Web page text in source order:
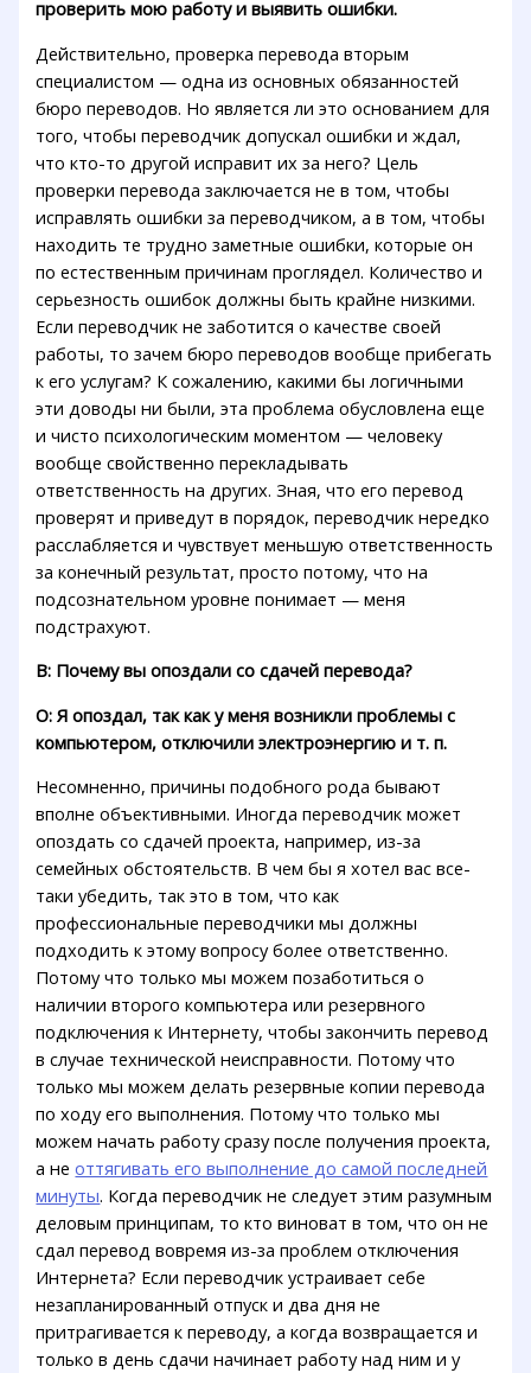
проверить мою работу и выявить ошибки.
Действительно, проверка перевода вторым
специалистом — одна из основных обязанностей
бюро переводов. Но является ли это основанием для
того, чтобы переводчик допускал ошибки и ждал,
что кто-то другой исправит их за него? Цель
проверки перевода заключается не в том, чтобы
исправлять ошибки за переводчиком, а в том, чтобы
находить те трудно заметные ошибки, которые он
по естественным причинам проглядел. Количество и
серьезность ошибок должны быть крайне низкими.
Если переводчик не заботится о качестве своей
работы, то зачем бюро переводов вообще прибегать
к его услугам? К сожалению, какими бы логичными
эти доводы ни были, эта проблема обусловлена еще
и чисто психологическим моментом — человеку
вообще свойственно перекладывать
ответственность на других. Зная, что его перевод
проверят и приведут в порядок, переводчик нередко
расслабляется и чувствует меньшую ответственность
за конечный результат, просто потому, что на
подсознательном уровне понимает — меня
подстрахуют.
В: Почему вы опоздали со сдачей перевода?
О: Я опоздал, так как у меня возникли проблемы с
компьютером, отключили электроэнергию и т. п.
Несомненно, причины подобного рода бывают
вполне объективными. Иногда переводчик может
опоздать со сдачей проекта, например, из-за
семейных обстоятельств. В чем бы я хотел вас все-
таки убедить, так это в том, что как
профессиональные переводчики мы должны
подходить к этому вопросу более ответственно.
Потому что только мы можем позаботиться о
наличии второго компьютера или резервного
подключения к Интернету, чтобы закончить перевод
в случае технической неисправности. Потому что
только мы можем делать резервные копии перевода
по ходу его выполнения. Потому что только мы
можем начать работу сразу после получения проекта,
а неоттягивать его выполнение до самой последней
минуты. Когда переводчик не следует этим разумным
деловым принципам, то кто виноват в том, что он не
сдал перевод вовремя из-за проблем отключения
Интернета? Если переводчик устраивает себе
незапланированный отпуск и два дня не
притрагивается к переводу, а когда возвращается и
только в день сдачи начинает работу над ним и у